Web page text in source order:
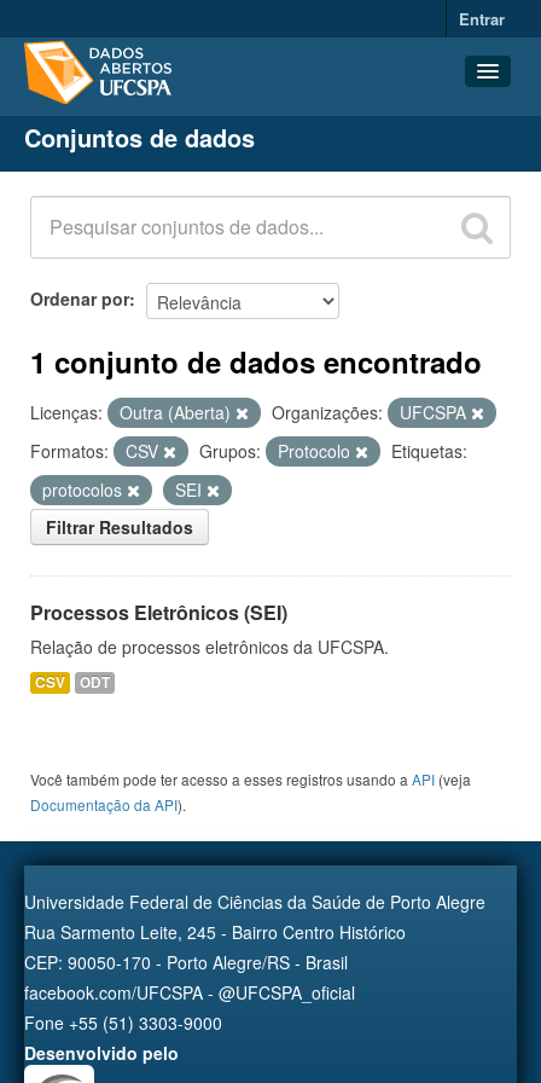
Entrar
Conjuntos de dados
Organizações
Grupos
Sobre
Conjuntos de dados
Ordenar por
1 conjunto de dados encontrado
Licenças: Outra (Aberta) Organizações:
UFCSPA
Formatos:
CSV Grupos: Protocolo
Etiquetas:
protocolos
SEI
Filtrar Resultados
Processos Eletrônicos (SEI)
Relação de processos eletrônicos da UFCSPA.
CSV ODT
Você também pode ter acesso a esses registros usando a API (veja
Documentação da API).
Universidade Federal de Ciências da Saúde de Porto Alegre
Rua Sarmento Leite, 245 - Bairro Centro Histórico
CEP: 90050-170 - Porto Alegre/RS - Brasil
facebook.com/UFCSPA - @UFCSPA_oficial
Fone +55 (51) 3303-9000
Desenvolvido pelo